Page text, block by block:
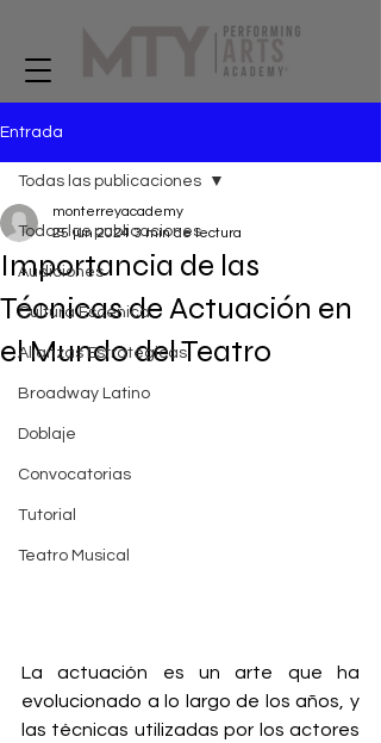
Entrada
Todas las publicaciones
Audiciones
Cultura Escénica
Alianzas Estratégicas
Broadway Latino
Doblaje
Convocatorias
Tutorial
Teatro Musical
Todas las publicaciones
Importancia de las
Técnicas de Actuación en
el Mundo del Teatro
monterreyacademy
25 jun 2024 3 min de lectura
La actuación es un arte que ha
evolucionado a lo largo de los años, y
las técnicas utilizadas por los actores